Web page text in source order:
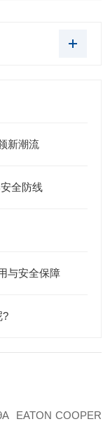
新潮流
全防线
与安全保障
?
EATON COOPER